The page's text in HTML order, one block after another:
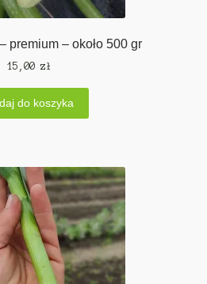
premium – około 500 gr
15,00 zł
do koszyka